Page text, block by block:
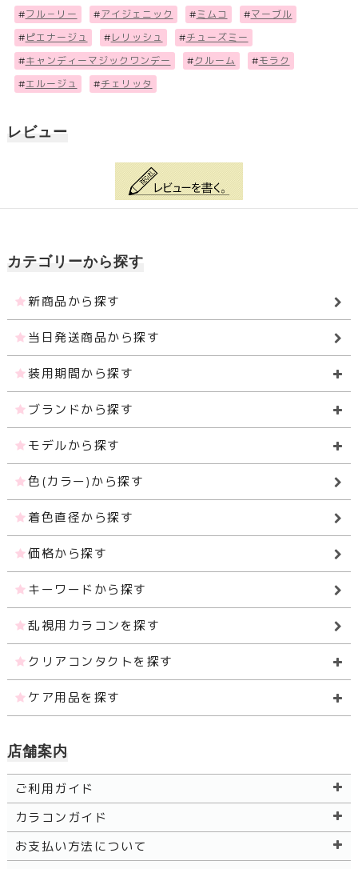
#フル－リー #アイジェニック #ミムコ #マーブル
# ピエナージュ # レリッシュ #チューズミー
#キャンディーマジックワンデー #クルーム #モラク
#エルージュ #チェリッタ
レビュー
カテゴリーから探す
新商品から探す
当日発送商品から探す
装用期間から探す
ブランドから探す
モデルから探す
色(カラー)から探す
着色直径から探す
価格から探す
キーワードから探す
乱視用カラコンを探す
クリアコンタクトを探す
ケア用品を探す
店舗案内
ご利用ガイド
カラコンガイド
お支払い方法について